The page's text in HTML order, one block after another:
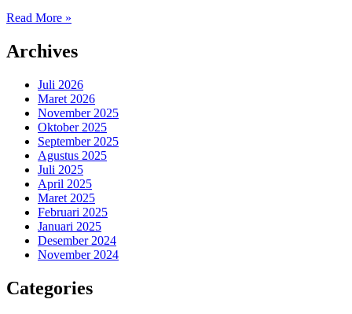
Read More »
Archives
Juli 2026
Maret 2026
November 2025
Oktober 2025
September 2025
Agustus 2025
Juli 2025
April 2025
Maret 2025
Februari 2025
Januari 2025
Desember 2024
November 2024
Categories